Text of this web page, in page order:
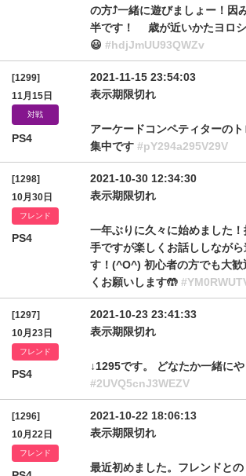
の方⤴︎一緒に遊びましょー！因
半です！ 歳が近いかたヨロ
😃 #hdjJmUU93QWZv
[1299]
11月15日
対戦
PS4
2021-11-15 23:54:03
表示期限切れ
アーケードコンペティターの
集中です #pY294a295V29V
[1298]
10月30日
フレンド
PS4
2021-10-30 12:34:30
表示期限切れ
一年ぶりに久々に始めました
手ですが楽しくお話ししなが
す！(^O^) 初心者の方でも大歓
くお願いします🤲
[1297]
10月23日
フレンド
PS4
2021-10-23 23:41:33
表示期限切れ
↓1295です。 どなたか一緒に
#2UVQ5cnJ3WEZV
[1296]
10月22日
フレンド
2021-10-22 18:06:13
表示期限切れ
最近初めました。フレンドと